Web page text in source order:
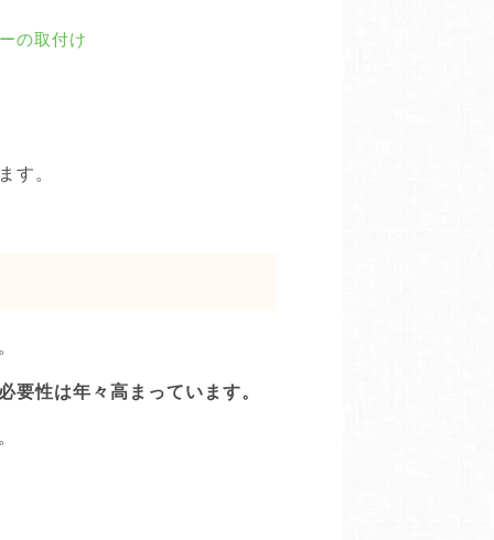
の取付け
す。
要性は年々高まっています。